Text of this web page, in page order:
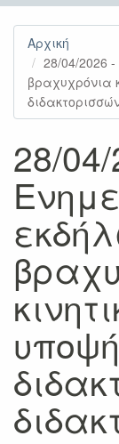
Αρχική
28/04/2026
βραχυχρόνια
28/